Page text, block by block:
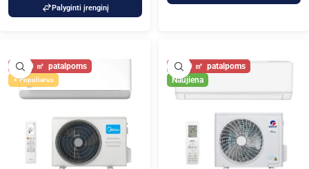
Palyginti įrenginį
40
Populiarus
40
Naujiena